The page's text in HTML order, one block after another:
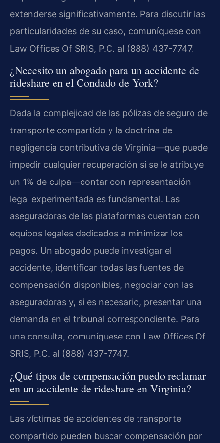
extenderse significativamente. Para discutir las
particularidades de su caso, comuníquese con
Law Offices Of SRIS, P.C. al (888) 437-7747.
¿Necesito un abogado para un accidente de
rideshare en el Condado de York?
Dada la complejidad de las pólizas de seguro de
transporte compartido y la doctrina de
negligencia contributiva de Virginia—que puede
impedir cualquier recuperación si se le atribuye
un 1% de culpa—contar con representación
legal experimentada es fundamental. Las
aseguradoras de las plataformas cuentan con
equipos legales dedicados a minimizar los
pagos. Un abogado puede investigar el
accidente, identificar todas las fuentes de
compensación disponibles, negociar con las
aseguradoras y, si es necesario, presentar una
demanda en el tribunal correspondiente. Para
una consulta, comuníquese con Law Offices Of
SRIS, P.C. al (888) 437-7747.
¿Qué tipos de compensación puedo reclamar
en un accidente de rideshare en Virginia?
Las víctimas de accidentes de transporte
compartido pueden buscar compensación por